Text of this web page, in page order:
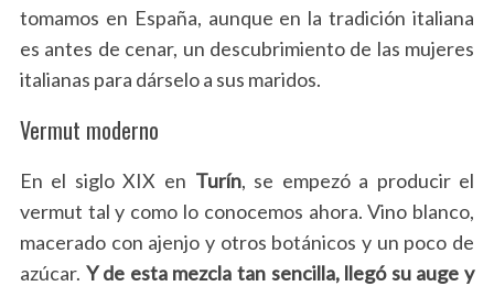
tomamos en España, aunque en la tradición italiana
es antes de cenar, un descubrimiento de las mujeres
italianas para dárselo a sus maridos.
Vermut moderno
En el siglo XIX en Turín, se empezó a producir el
vermut tal y como lo conocemos ahora. Vino blanco,
macerado con ajenjo y otros botánicos y un poco de
azúcar. Y de esta mezcla tan sencilla, llegó su auge y